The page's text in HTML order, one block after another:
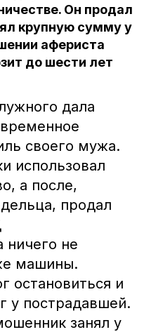
Он продал
крупную сумму у
афериста
до шести лет
дала
своего мужа.
использовал
а после,
продал
не
машины.
остановиться и
у пострадавшей.
занял у